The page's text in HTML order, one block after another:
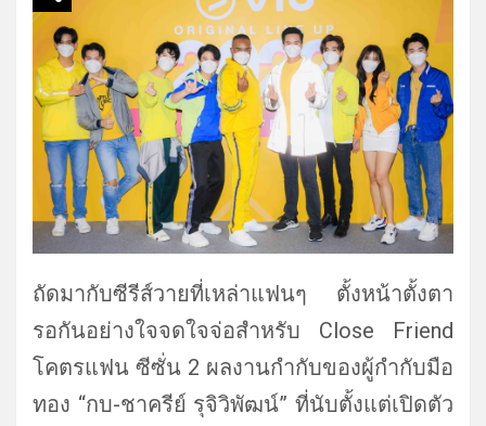
ถัดมากับซีรีส์วายที่เหล่าแฟนๆ ตั้งหน้าตั้งตา
รอกันอย่างใจจดใจจ่อสำหรับ Close Friend
โคตรแฟน ซีซั่น 2 ผลงานกำกับของผู้กำกับมือ
ทอง “กบ-ชาครีย์ รุจิวิพัฒน์” ที่นับตั้งแต่เปิดตัว